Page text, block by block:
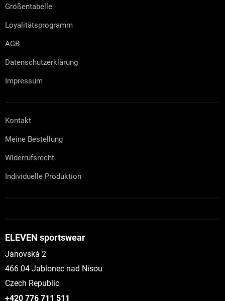
Größentabelle
Loyalitätsprogramm
AGB
Datenschutzerklärung
Impressum
Kontakt
Meine Bestellung
Widerrufsrecht
Individuelle Produktion
ELEVEN sportswear
Janovská 2
466 04 Jablonec nad Nisou
Czech Republic
+420 776 711 511